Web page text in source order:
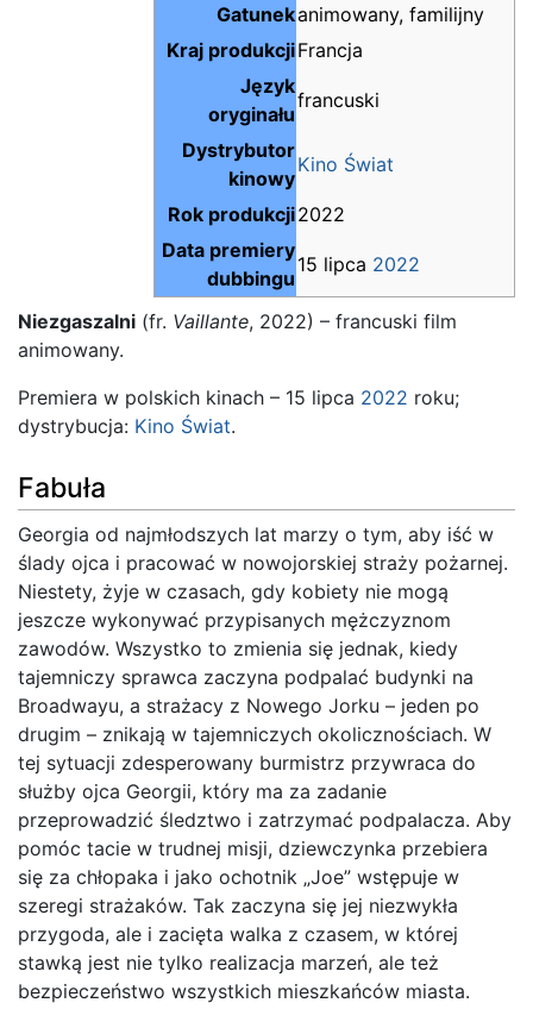
Gatunekanimowany, familijny
Kraj produkcjiFrancja
Język
oryginału
francuski
Dystrybutor
kinowy
Kino Świat
Rok produkcji2022
Data premiery
dubbingu
15 lipca 2022
Niezgaszalni (fr. Vaillante, 2022) – francuski film
animowany.
Premiera w polskich kinach – 15 lipca 2022 roku;
dystrybucja: Kino Świat.
Fabuła
Georgia od najmłodszych lat marzy o tym, aby iść w
ślady ojca i pracować w nowojorskiej straży pożarnej.
Niestety, żyje w czasach, gdy kobiety nie mogą
jeszcze wykonywać przypisanych mężczyznom
zawodów. Wszystko to zmienia się jednak, kiedy
tajemniczy sprawca zaczyna podpalać budynki na
Broadwayu, a strażacy z Nowego Jorku – jeden po
drugim – znikają w tajemniczych okolicznościach. W
tej sytuacji zdesperowany burmistrz przywraca do
służby ojca Georgii, który ma za zadanie
przeprowadzić śledztwo i zatrzymać podpalacza. Aby
pomóc tacie w trudnej misji, dziewczynka przebiera
się za chłopaka i jako ochotnik „Joe” wstępuje w
szeregi strażaków. Tak zaczyna się jej niezwykła
przygoda, ale i zacięta walka z czasem, w której
stawką jest nie tylko realizacja marzeń, ale też
bezpieczeństwo wszystkich mieszkańców miasta.